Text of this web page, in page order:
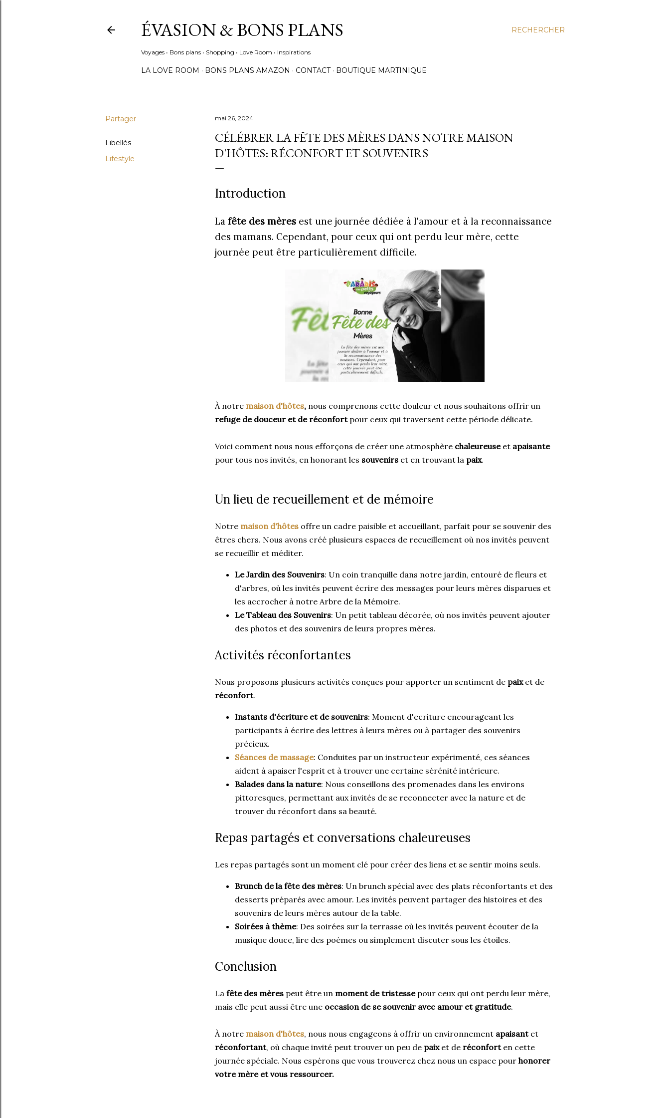
RECHERCHER
ÉVASION & BONS PLANS
Voyages • Bons plans • Shopping • Love Room • Inspirations
LA LOVE ROOM BONS PLANS AMAZON CONTACT BOUTIQUE MARTINIQUE
Partager
Libellés
Lifestyle
mai 26, 2024
CÉLÉBRER LA FÊTE DES MÈRES DANS NOTRE MAISON
D'HÔTES: RÉCONFORT ET SOUVENIRS
Introduction
La fête des mères est une journée dédiée à l'amour et à la reconnaissance
des mamans. Cependant, pour ceux qui ont perdu leur mère, cette
journée peut être particulièrement difficile.
À notre maison d'hôtes, nous comprenons cette douleur et nous souhaitons offrir un
refuge de douceur et de réconfortpour ceux qui traversent cette période délicate.
Voici comment nous nous efforçons de créer une atmosphère chaleureuseet apaisante
pour tous nos invités, en honorant les souvenirs et en trouvant la paix.
Un lieu de recueillement et de mémoire
Notre maison d'hôtes offre un cadre paisible et accueillant, parfait pour se souvenir des
êtres chers. Nous avons créé plusieurs espaces de recueillement où nos invités peuvent
se recueillir et méditer.
Le Jardin des Souvenirs: Un coin tranquille dans notre jardin, entouré de fleurs et
d'arbres, où les invités peuvent écrire des messages pour leurs mères disparues et
les accrocher à notre Arbre de la Mémoire.
Le Tableau des Souvenirs: Un petit tableau décorée, où nos invités peuvent ajouter
des photos et des souvenirs de leurs propres mères.
Activités réconfortantes
Nous proposons plusieurs activités conçues pour apporter un sentiment de paixet de
réconfort.
Instants d'écriture et de souvenirs: Moment d'ecriture encourageant les
participants à écrire des lettres à leurs mères ou à partager des souvenirs
précieux.
Séances de massage: Conduites par un instructeur expérimenté, ces séances
aident à apaiser l'esprit et à trouver une certaine sérénité intérieure.
Balades dans la nature: Nous conseillons des promenades dans les environs
pittoresques, permettant aux invités de se reconnecter avec la nature et de
trouver du réconfort dans sa beauté.
Repas partagés et conversations chaleureuses
Les repas partagés sont un moment clé pour créer des liens et se sentir moins seuls.
Brunch de la fête des mères: Un brunch spécial avec des plats réconfortants et des
desserts préparés avec amour. Les invités peuvent partager des histoires et des
souvenirs de leurs mères autour de la table.
Soirées à thème: Des soirées sur la terrasse où les invités peuvent écouter de la
musique douce, lire des poèmes ou simplement discuter sous les étoiles.
Conclusion
La fête des mères peut être un moment de tristessepour ceux qui ont perdu leur mère,
mais elle peut aussi être une occasion de se souvenir avec amour et gratitude.
À notre maison d'hôtes, nous nous engageons à offrir un environnement apaisantet
réconfortant, où chaque invité peut trouver un peu de paixet de réconforten cette
journée spéciale. Nous espérons que vous trouverez chez nous un espace pour honorer
votre mère et vous ressourcer.